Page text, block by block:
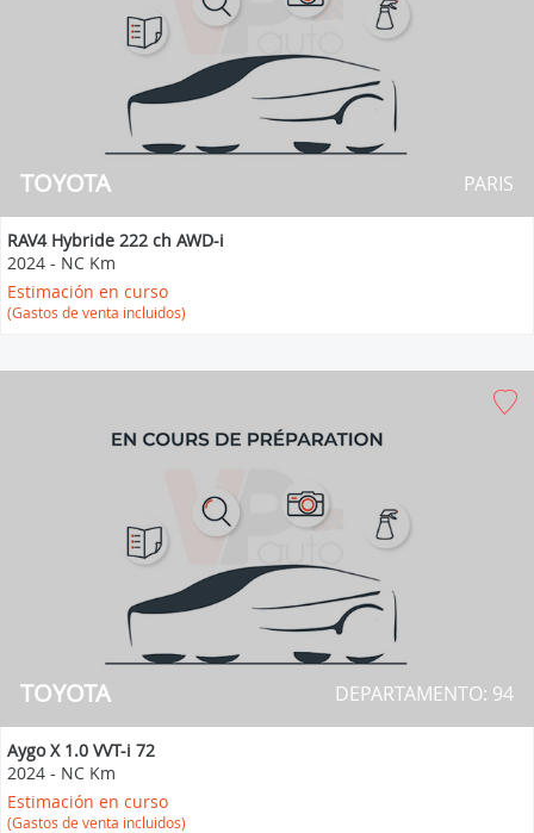
TOYOTA PARIS
RAV4 Hybride 222 ch AWD-i
2024 - NC Km
Estimación en curso
(Gastos de venta incluidos)
TOYOTA DEPARTAMENTO: 94
Aygo X 1.0 VVT-i 72
2024 - NC Km
Estimación en curso
(Gastos de venta incluidos)